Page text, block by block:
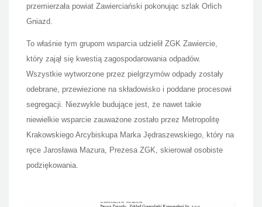
przemierzała powiat Zawierciański pokonując szlak Orlich
Gniazd.
To właśnie tym grupom wsparcia udzielił ZGK Zawiercie,
który zajął się kwestią zagospodarowania odpadów.
Wszystkie wytworzone przez pielgrzymów odpady zostały
odebrane, przewiezione na składowisko i poddane procesowi
segregacji. Niezwykle budujące jest, że nawet takie
niewielkie wsparcie zauważone zostało przez Metropolitę
Krakowskiego Arcybiskupa Marka Jędraszewskiego, który na
ręce Jarosława Mazura, Prezesa ZGK, skierował osobiste
podziękowania.